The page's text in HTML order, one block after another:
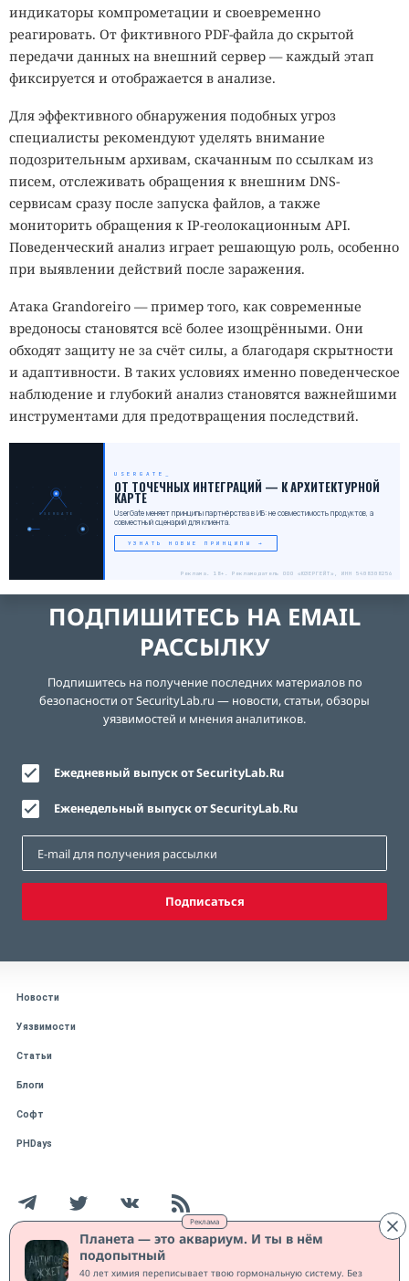
Реклама
Планета — это аквариум. И ты в нём
подопытный
40 лет химия переписывает твою гормональную систему. Без
индикаторы компрометации и своевременно
реагировать. От фиктивного PDF-файла до скрытой
передачи данных на внешний сервер — каждый этап
фиксируется и отображается в анализе.
Для эффективного обнаружения подобных угроз
специалисты рекомендуют уделять внимание
подозрительным архивам, скачанным по ссылкам из
писем, отслеживать обращения к внешним DNS-
сервисам сразу после запуска файлов, а также
мониторить обращения к IP-геолокационным API.
Поведенческий анализ играет решающую роль, особенно
при выявлении действий после заражения.
Атака Grandoreiro — пример того, как современные
вредоносы становятся всё более изощрёнными. Они
обходят защиту не за счёт силы, а благодаря скрытности
и адаптивности. В таких условиях именно поведенческое
наблюдение и глубокий анализ становятся важнейшими
инструментами для предотвращения последствий.
USERGATE
USERGATE
ОТ ТОЧЕЧНЫХ ИНТЕГРАЦИЙ — К АРХИТЕКТУРНОЙ
КАРТЕ
UserGate меняет принципы партнёрства в ИБ: не совместимость продуктов, а
совместный сценарий для клиента.
УЗНАТЬ НОВЫЕ ПРИНЦИПЫ →
Реклама. 18+. Рекламодатель ООО «ЮЗЕРГЕЙТ», ИНН 5408308256
ПОДПИШИТЕСЬ НА EMAIL
РАССЫЛКУ
Подпишитесь на получение последних материалов по
безопасности от SecurityLab.ru — новости, статьи, обзоры
уязвимостей и мнения аналитиков.
Ежедневный выпуск от SecurityLab.Ru
Еженедельный выпуск от SecurityLab.Ru
Подписаться
Новости
Уязвимости
Статьи
Блоги
Софт
PHDays
Работает на CMS "1С-Битрикс: Управление сайтом"
Защищено CURATOR